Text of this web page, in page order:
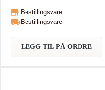
Bestillingsvare
Bestillingsvare
LEGG TIL PÅ ORDRE